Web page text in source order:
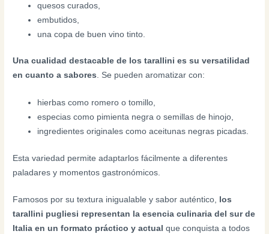
quesos curados,
embutidos,
una copa de buen vino tinto.
Una cualidad destacable de los tarallini es su versatilidad
en cuanto a sabores. Se pueden aromatizar con:
hierbas como romero o tomillo,
especias como pimienta negra o semillas de hinojo,
ingredientes originales como aceitunas negras picadas.
Esta variedad permite adaptarlos fácilmente a diferentes
paladares y momentos gastronómicos.
Famosos por su textura inigualable y sabor auténtico, los
tarallini pugliesi representan la esencia culinaria del sur de
Italia en un formato práctico y actual que conquista a todos